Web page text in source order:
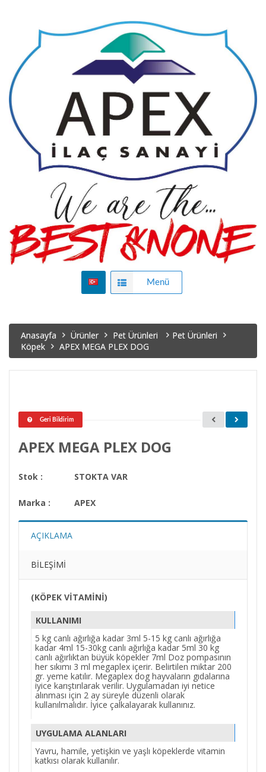
Menü
Anasayfa Ürünler Pet Ürünleri
Pet Ürünleri
Köpek
APEX MEGA PLEX DOG
Geri Bildirim
APEX MEGA PLEX DOG
Stok : STOKTA VAR
Marka : APEX
AÇIKLAMA
BILEŞIMI
(KÖPEK VİTAMİNİ)
KULLANIMI
5 kg canlı ağırlığa kadar 3ml 5-15 kg canlı ağırlığa
kadar 4ml 15-30kg canlı ağırlığa kadar 5ml 30 kg
canlı ağırlıktan büyük köpekler 7ml Doz pompasının
her sıkımı 3 ml megaplex içerir. Belirtilen miktar 200
gr. yeme katılır. Megaplex dog hayvaların gıdalarına
iyice karıştırılarak verilir. Uygulamadan iyi netice
alınması için 2 ay süreyle düzenli olarak
kullanılmalıdır. İyice çalkalayarak kullanınız.
UYGULAMA ALANLARI
Yavru, hamile, yetişkin ve yaşlı köpeklerde vitamin
katkısı olarak kullanılır.